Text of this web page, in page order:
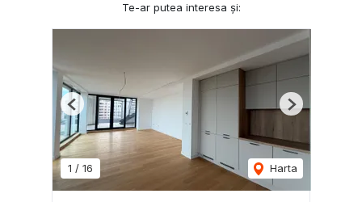
Te-ar putea interesa și:
1 / 16 Harta
Previous Next